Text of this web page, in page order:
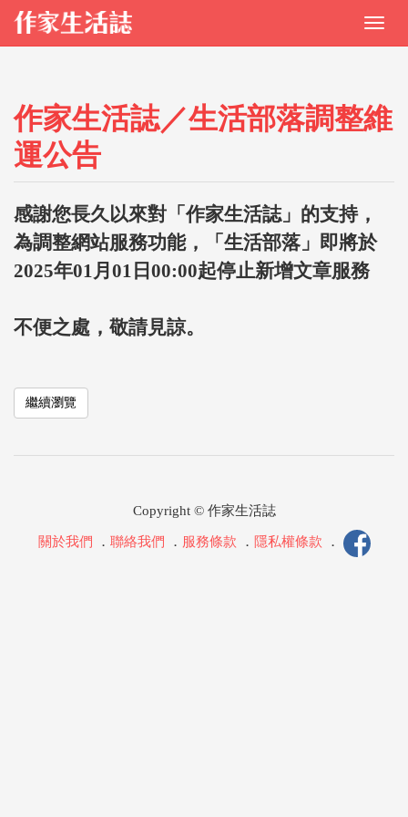
作家生活誌／生活部落調整維
運公告
感謝您長久以來對「作家生活誌」的支持，
為調整網站服務功能，「生活部落」即將於
2025年01月01日00:00起停止新增文章服務
不便之處，敬請見諒。
繼續瀏覽
Copyright © 作家生活誌
關於我們 ． 聯絡我們 ． 服務條款 ． 隱私權條款 ．